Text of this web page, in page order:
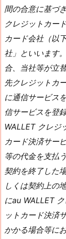
間の合意に基づ
クレジットカー
カード会社（以
社」といいます
合、当社等が立
先クレジットカ
に通信サービス
信サービスを登
WALLET クレジ
カード決済サー
等の代金を支払
契約を終了した
しくは契約上の
にau WALLET
ットカード決済
かかる場合等に